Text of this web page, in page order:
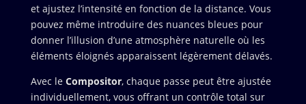
et ajustez l’intensité en fonction de la distance. Vous
pouvez même introduire des nuances bleues pour
donner l’illusion d’une atmosphère naturelle où les
éléments éloignés apparaissent légèrement délavés.
Avec le Compositor, chaque passe peut être ajustée
individuellement, vous offrant un contrôle total sur